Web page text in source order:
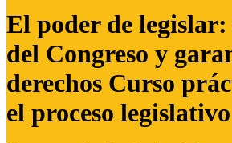
El poder de
del Congreso y
derechos Curso
el proceso legislativo